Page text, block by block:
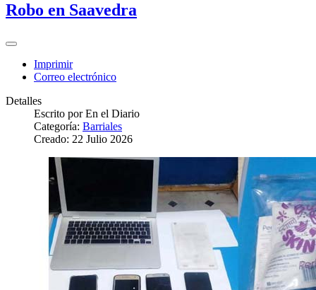
Robo en Saavedra
Imprimir
Correo electrónico
Detalles
Escrito porEn el Diario
Categoría: Barriales
Creado: 22 Julio 2026